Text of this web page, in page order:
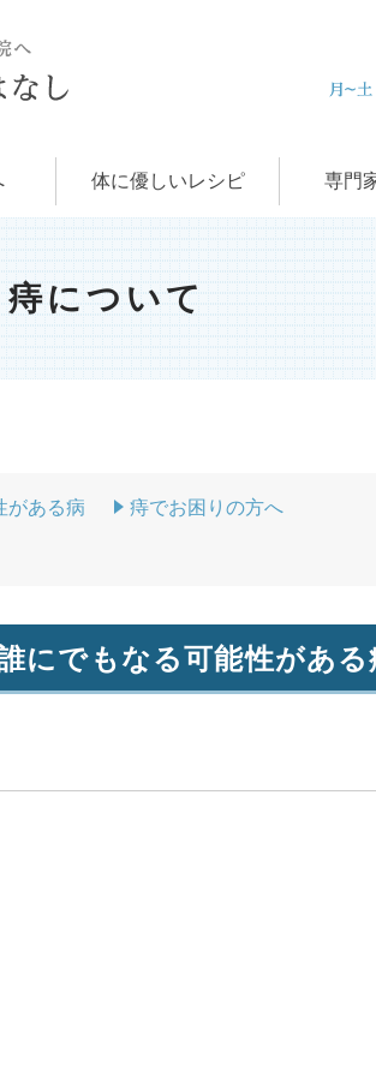
体に優しいレシピ 専門
お
痔の治
学
肛門科
痔について
がある病
痔でお困りの方へ
にでもなる可能性がある